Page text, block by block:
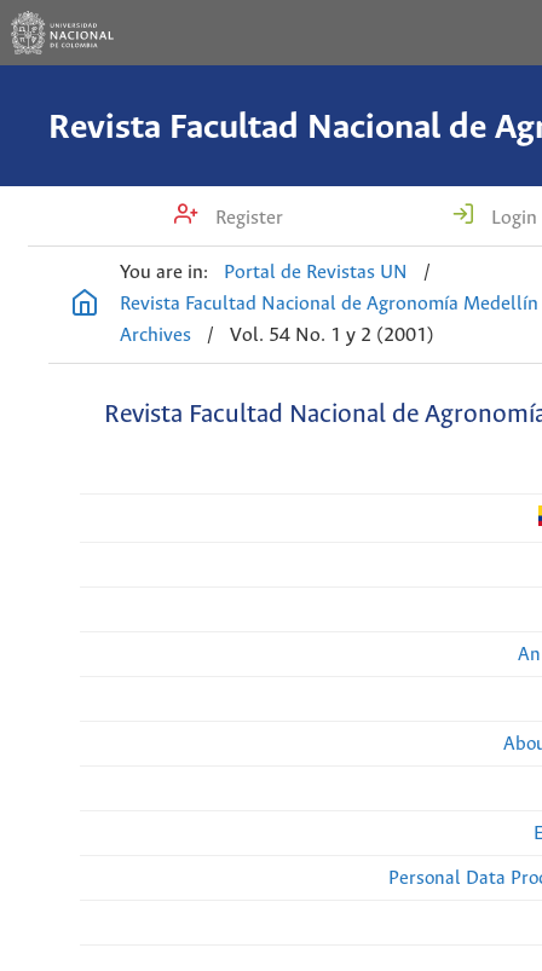
Register Login
You are in: Portal de Revistas UN
/
Revista Facultad Nacional de Agronomía Medellín
Archives
/ Vol. 54 No. 1 y 2 (2001)
Revista Facultad Nacional de
Personal Data